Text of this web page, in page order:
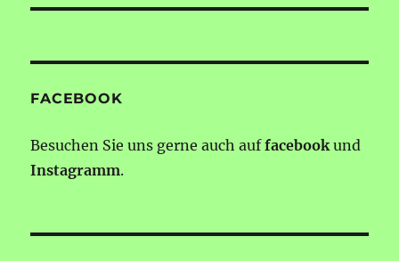
FACEBOOK
Besuchen Sie uns gerne auch auffacebookund
Instagramm.